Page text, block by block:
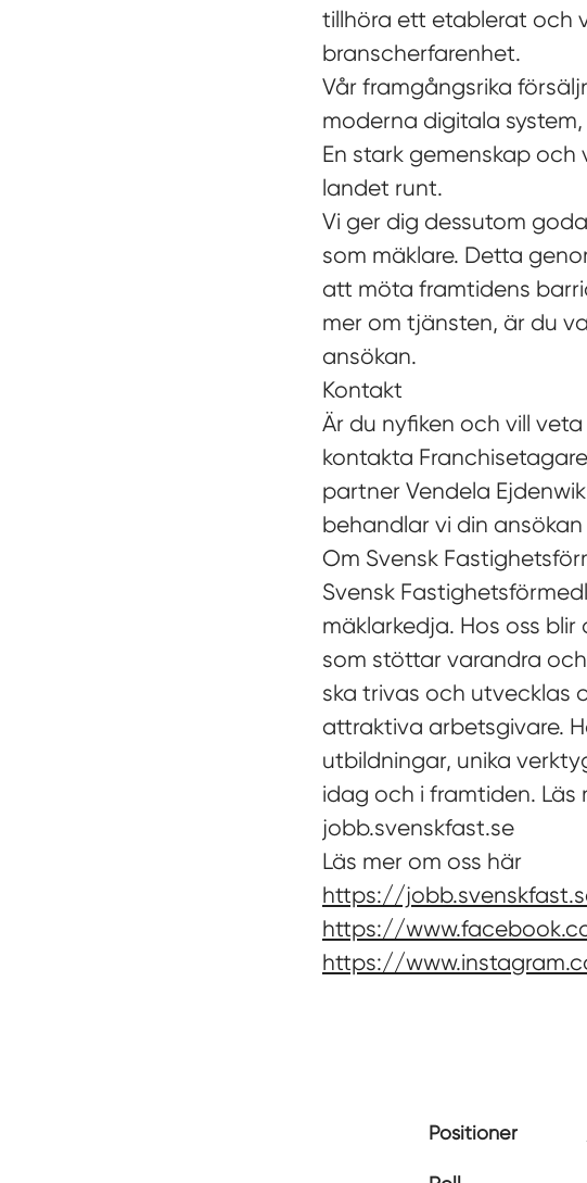
tillhöra ett etablerat och
branscherfarenhet.
Vår framgångsrika
moderna digitala
En stark gemenskap
landet runt.
Vi ger dig dessutom
som mäklare. Detta
att möta framtidens
mer om tjänsten, är du
ansökan.
Kontakt
Är du nyfiken och vill
kontakta
partner Vendela
behandlar vi din
Om Svensk
Svensk
mäklarkedja. Hos oss
som stöttar varandra
ska trivas och utvecklas
attraktiva arbetsgivare.
utbildningar, unika
idag och i framtiden.
jobb.svenskfast.se
Läs mer om oss här
https://
https://
https://
Positioner